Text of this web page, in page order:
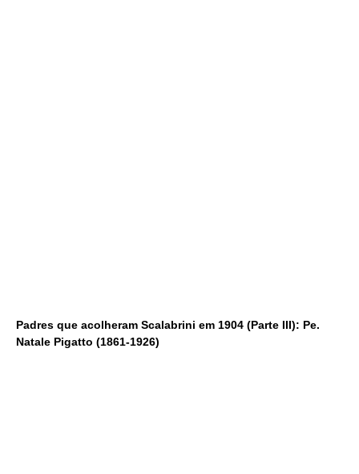
Padres que acolheram Scalabrini em 1904 (Parte III): Pe.
Natale Pigatto (1861-1926)